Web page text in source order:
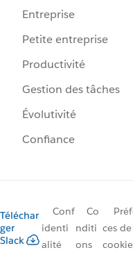
Entreprise
Petite entreprise
Productivité
Gestion des tâches
Évolutivité
Confiance
Téléchar
ger
Slack
Conf
identi
alité
Co
nditi
ons
ces de